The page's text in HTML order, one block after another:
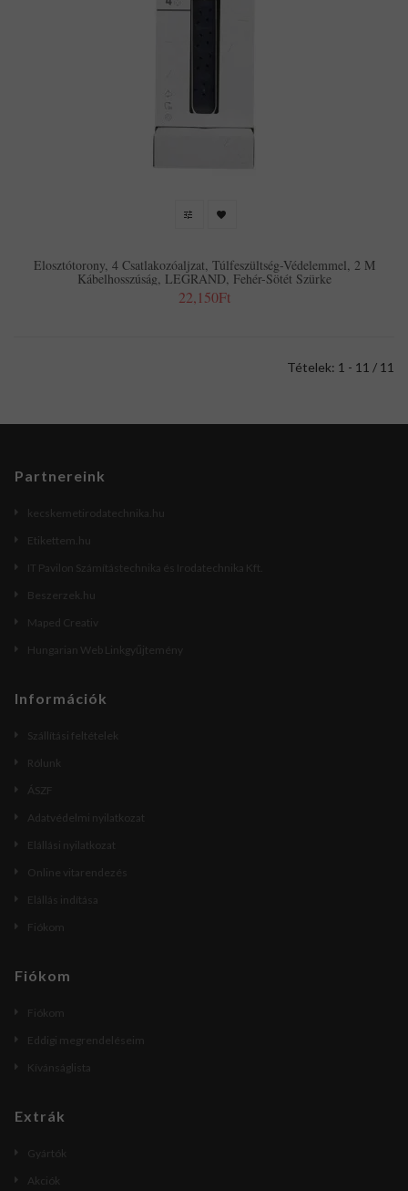
Elosztótorony, 4 Csatlakozóaljzat, Túlfeszültség-Védelemmel, 2 M
Kábelhosszúság, LEGRAND, Fehér-Sötét Szürke
22,150Ft
Tételek: 1 - 11 / 11
Partnereink
kecskemetirodatechnika.hu
Etikettem.hu
IT Pavilon Számítástechnika és Irodatechnika Kft.
Beszerzek.hu
Maped Creativ
Hungarian Web Linkgyűjtemény
Információk
Szállítási feltételek
Rólunk
ÁSZF
Adatvédelmi nyilatkozat
Elállási nyilatkozat
Online vitarendezés
Elállás indítása
Fiókom
Fiókom
Fiókom
Eddigi megrendeléseim
Kívánságlista
Extrák
Gyártók
Akciók